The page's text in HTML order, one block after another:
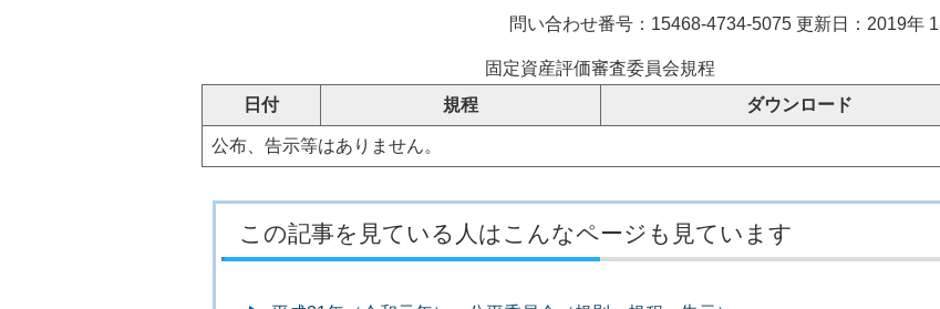
問い合わせ番号：15468-4734-5075 更新日：2019年
固定資産評価審査委員会規程
日付
規程 ダウンロード
公布、告示等はありません。
この記事を見ている人はこんなページも見ています